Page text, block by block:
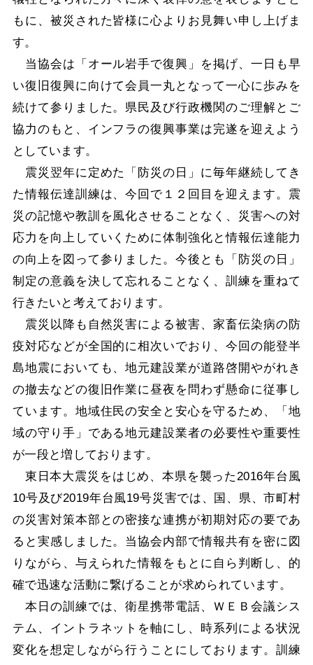
もに、被災された皆様に心よりお見舞い申し上げま
す。
当協会は「オール岩手で復興」を掲げ、一日も早
い復旧復興に向けて会員一丸となって一心に歩みを
続けて参りました。県民及び行政機関のご理解とご
協力のもと、インフラの復興事業は完遂を迎えよう
としています。
震災翌年に定めた「防災の日」に毎年継続してき
た情報伝達訓練は、今回で１２回目を迎えます。震
災の記憶や教訓を風化させることなく、災害への対
応力を向上していくために体制強化と情報伝達能力
の向上を図って参りました。今後とも「防災の日」
制定の意義を決して忘れることなく、訓練を重ねて
行きたいと考えております。
震災以降も自然災害による被害、家畜伝染病の防
疫対応などが全国的に相次いでおり、今回の能登半
島地震においても、地元建設業が道路啓開やがれき
の撤去などの復旧作業に昼夜を問わず懸命に従事し
ています。地域住民の安全と安心を守るため、「地
域の守り手」である地元建設業者の必要性や重要性
が一段と増しております。
東日本大震災をはじめ、本県を襲った2016年台風
10号及び2019年台風19号災害では、国、県、市町村
の災害対策本部との密接な連携が初期対応の要であ
ると実感しました。当協会内部で情報共有を密に図
りながら、与えられた情報をもとに自ら判断し、的
確で迅速な活動に繋げることが求められています。
本日の訓練では、衛星携帯電話、ＷＥＢ会議シス
テム、イントラネットを軸にし、時系列による状況
変化を想定しながら行うことにしております。訓練